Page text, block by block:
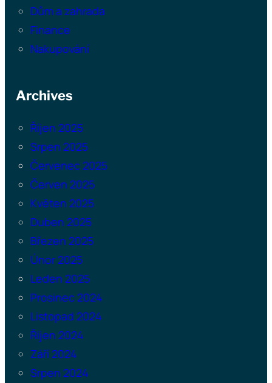
Dům a zahrada
Finance
Nakupování
Archives
Říjen 2025
Srpen 2025
Červenec 2025
Červen 2025
Květen 2025
Duben 2025
Březen 2025
Únor 2025
Leden 2025
Prosinec 2024
Listopad 2024
Říjen 2024
Září 2024
Srpen 2024